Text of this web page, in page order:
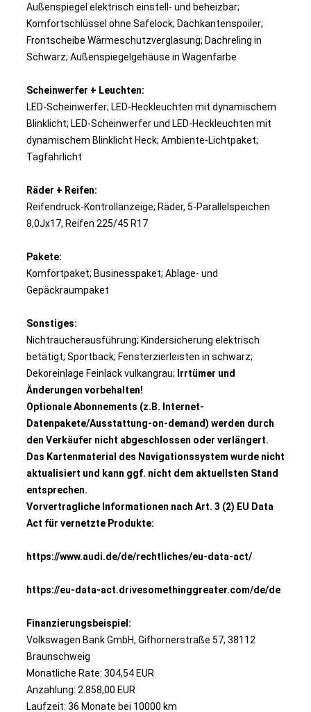
Außenspiegel elektrisch einstell- und beheizbar;
Komfortschlüssel ohne Safelock; Dachkantenspoiler;
Frontscheibe Wärmeschutzverglasung; Dachreling in
Schwarz; Außenspiegelgehäuse in Wagenfarbe
Scheinwerfer + Leuchten:
LED-Scheinwerfer; LED-Heckleuchten mit dynamischem
Blinklicht; LED-Scheinwerfer und LED-Heckleuchten mit
dynamischem Blinklicht Heck; Ambiente-Lichtpaket;
Tagfahrlicht
Räder + Reifen:
Reifendruck-Kontrollanzeige; Räder, 5-Parallelspeichen
8,0Jx17, Reifen 225/45 R17
Pakete:
Komfortpaket; Businesspaket; Ablage- und
Gepäckraumpaket
Sonstiges:
Nichtraucherausführung; Kindersicherung elektrisch
betätigt; Sportback; Fensterzierleisten in schwarz;
Dekoreinlage Feinlack vulkangrau; Irrtümer und
Änderungen vorbehalten!
Optionale Abonnements (z.B. Internet-
Datenpakete/Ausstattung-on-demand) werden durch
den Verkäufer nicht abgeschlossen oder verlängert.
Das Kartenmaterial des Navigationssystem wurde nicht
aktualisiert und kann ggf. nicht dem aktuellsten Stand
entsprechen.
Vorvertragliche Informationen nach Art. 3 (2) EU Data
Act für vernetzte Produkte:
https://www.audi.de/de/rechtliches/eu-data-act/
https://eu-data-act.drivesomethinggreater.com/de/de
Finanzierungsbeispiel:
Volkswagen Bank GmbH, Gifhornerstraße 57, 38112
Braunschweig
Monatliche Rate: 304,54 EUR
Anzahlung: 2.858,00 EUR
Laufzeit: 36 Monate bei 10000 km